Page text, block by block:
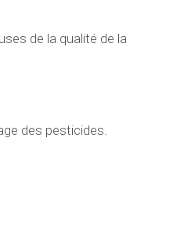
de la qualité de la
des pesticides.